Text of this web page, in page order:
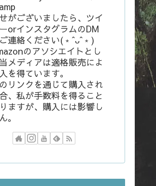
がございましたら、ツイ
orインスタグラムのDM
連絡ください(﹡ˆᴗˆ﹡)
のアソシエイトとし
メディアは適格販売によ
を得ています。
リンクを通じて購入され
、私が手数料を得ること
ますが、購入には影響し
。